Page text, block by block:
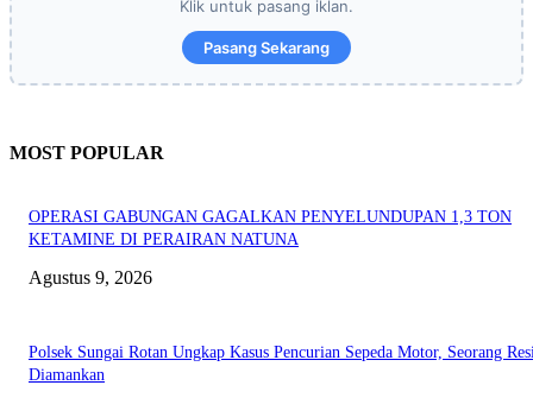
Klik untuk pasang iklan.
Pasang Sekarang
MOST POPULAR
OPERASI GABUNGAN GAGALKAN PENYELUNDUPAN 1,3 TON
KETAMINE DI PERAIRAN NATUNA
Agustus 9, 2026
Polsek Sungai Rotan Ungkap Kasus Pencurian Sepeda Motor, Seorang
Diamankan